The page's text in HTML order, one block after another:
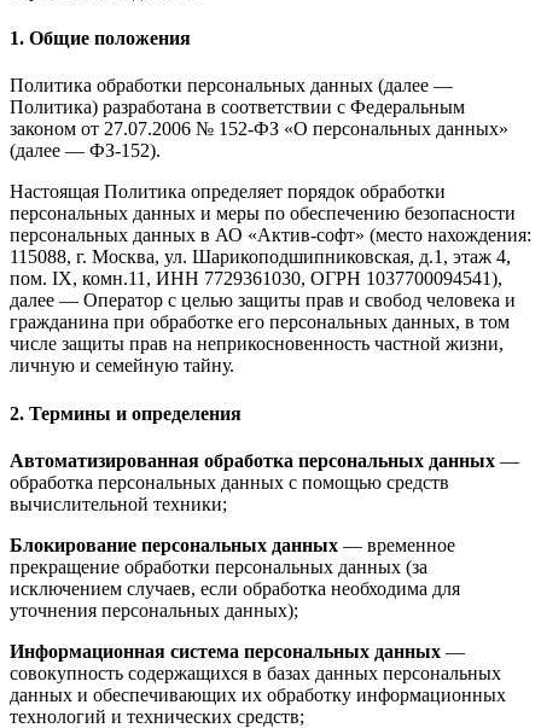
1. Общие положения
Политика обработки персональных данных (далее —
Политика) разработана в соответствии с Федеральным
законом от 27.07.2006 № 152-ФЗ «О персональных данных»
(далее — ФЗ-152).
Настоящая Политика определяет порядок обработки
персональных данных и меры по обеспечению безопасности
персональных данных в АО «Актив-софт» (место нахождения:
115088, г. Москва, ул. Шарикоподшипниковская, д.1, этаж 4,
пом. IX, комн.11, ИНН 7729361030, ОГРН 1037700094541),
далее — Оператор с целью защиты прав и свобод человека и
гражданина при обработке его персональных данных, в том
числе защиты прав на неприкосновенность частной жизни,
личную и семейную тайну.
2. Термины и определения
Автоматизированная обработка персональных данных —
обработка персональных данных с помощью средств
вычислительной техники;
Блокирование персональных данных — временное
прекращение обработки персональных данных (за
исключением случаев, если обработка необходима для
уточнения персональных данных);
Информационная система персональных данных —
совокупность содержащихся в базах данных персональных
данных и обеспечивающих их обработку информационных
технологий и технических средств;